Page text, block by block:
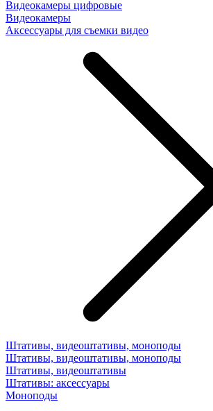
Видеокамеры цифровые
Видеокамеры
Аксессуары для съемки видео
Штативы, видеоштативы, моноподы
Штативы, видеоштативы, моноподы
Штативы, видеоштативы
Штативы: аксессуары
Моноподы